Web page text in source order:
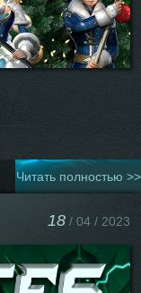
Читать полностью >>
18 / 04 / 2023